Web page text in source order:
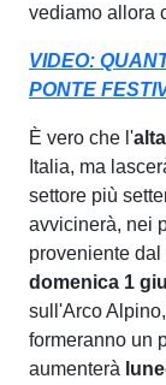
vediamo allora
VIDEO:
PONTE
È vero che l'
Italia, ma
settore più
avvicinerà, nei
proveniente
domenica 1
sull'Arco
formeranno un
aumenterà